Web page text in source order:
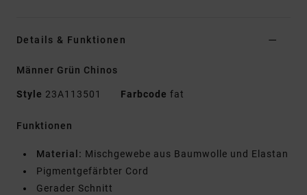
Details & Funktionen
Männer Grün Chinos
Style 23A113501 Farbcode fat
Funktionen
Material: Mischgewebe aus Baumwolle und Elastan
Pigmentgefärbter Cord
Gerader Schnitt